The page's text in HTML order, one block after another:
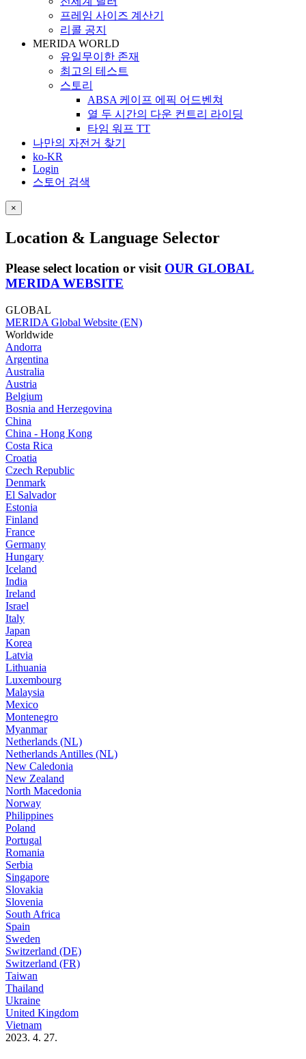
프레임 사이즈 계산기
리콜 공지
MERIDA WORLD
유일무이한 존재
최고의 테스트
스토리
ABSA 케이프 에픽 어드벤쳐
열 두 시간의 다운 컨트리 라이딩
타임 워프 TT
나만의 자전거 찾기
ko-KR
Login
스토어 검색
×
Location & Language Selector
Please select location or visit OUR GLOBAL
MERIDA WEBSITE
GLOBAL
MERIDA Global Website (EN)
Worldwide
Andorra
Argentina
Australia
Austria
Belgium
Bosnia and Herzegovina
China
China - Hong Kong
Costa Rica
Croatia
Czech Republic
Denmark
El Salvador
Estonia
Finland
France
Germany
Hungary
Iceland
India
Ireland
Israel
Italy
Japan
Korea
Latvia
Lithuania
Luxembourg
Malaysia
Mexico
Montenegro
Myanmar
Netherlands (NL)
Netherlands Antilles (NL)
New Caledonia
New Zealand
North Macedonia
Norway
Philippines
Poland
Portugal
Romania
Serbia
Singapore
Slovakia
Slovenia
South Africa
Spain
Sweden
Switzerland (DE)
Switzerland (FR)
Taiwan
Thailand
Ukraine
United Kingdom
Vietnam
2023. 4. 27.